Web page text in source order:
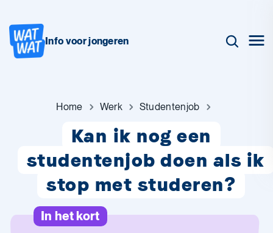
Info voor jongeren
Home Werk Studentenjob
Kan ik nog een
studentenjob doen als ik
stop met studeren?
In het kort